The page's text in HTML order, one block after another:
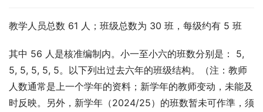
教学人员总数 61 人；班级总数为 30 班，每级约有 5 班
其中 56 人是核准编制内。小一至小六的班数分别是： 5,
5, 5, 5, 5, 5。以下列出过去六年的班级结构。（注：教师
人数通常是上一个学年的资料；新学年的教师变动，未能及
时反映。另外，新学年（2024/25）的班数暂未可作準，须